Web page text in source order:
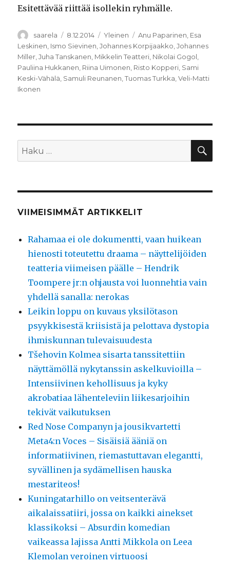
Esitettävää riittää isollekin ryhmälle.
Kirjoittaja
saarela Julkaistu
8.12.2014 Kategoriat
Yleinen Avainsanat
Anu Paparinen Esa
Leskinen Ismo Sievinen ,Johannes Korpijaakko ,Johannes
Miller ,Juha Tanskanen Mikkelin Teatteri Nikolai Gogol
Pauliina Hukkanen Riina Uimonen Risto Kopperi Sami
Keski-Vähälä Samuli Reunanen ,Tuomas Turkka ,Veli-Matti
Ikonen
Etsi:
VIIMEISIMMÄT ARTIKKELIT
Rahamaa ei ole dokumentti, vaan huikean
hienosti toteutettu draama – näyttelijöiden
teatteria viimeisen päälle – Hendrik
Toompere jr:n ohjausta voi luonnehtia vain
yhdellä sanalla: nerokas
Leikin loppu on kuvaus yksilötason
psyykkisestä kriisistä ja pelottava dystopia
ihmiskunnan tulevaisuudesta
Tšehovin Kolmea sisarta tanssitettiin
näyttämöllä nykytanssin askelkuvioilla –
Intensiivinen kehollisuus ja kyky
akrobatiaa lähenteleviin liikesarjoihin
tekivät vaikutuksen
Red Nose Companyn ja jousikvartetti
Meta4:n Voces – Sisäisiä ääniä on
informatiivinen, riemastuttavan elegantti,
syvällinen ja sydämellisen hauska
mestariteos!
Kuningatarhillo on veitsenterävä
aikalaissatiiri, jossa on kaikki ainekset
klassikoksi – Absurdin komedian
vaikeassa lajissa Antti Mikkola on Leea
Klemolan veroinen virtuoosi